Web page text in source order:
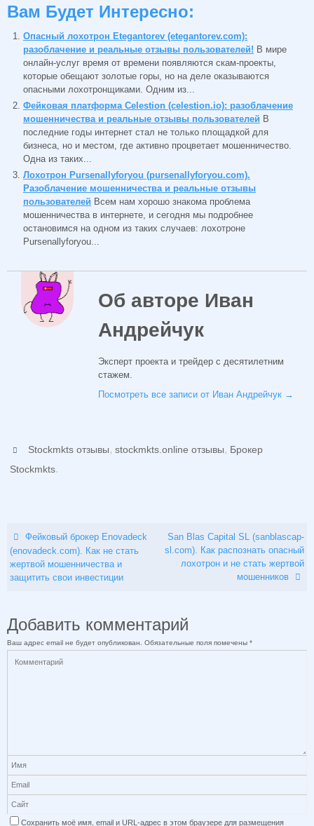
Вам Будет Интересно:
Опасный лохотрон Etegantorev (etegantorev.com):
разоблачение и реальные отзывы пользователей! В мире
онлайн-услуг время от времени появляются скам-проекты,
которые обещают золотые горы, но на деле оказываются
опасными лохотронщиками. Одним из...
Фейковая платформа Celestion (celestion.io): разоблачение
мошенничества и реальные отзывы пользователей В
последние годы интернет стал не только площадкой для
бизнеса, но и местом, где активно процветает мошенничество.
Одна из таких...
Лохотрон Pursenallyforyou (pursenallyforyou.com).
Разоблачение мошенничества и реальные отзывы
пользователей Всем нам хорошо знакома проблема
мошенничества в интернете, и сегодня мы подробнее
остановимся на одном из таких случаев: лохотроне
Pursenallyforyou...
Об авторе Иван
Андрейчук
Эксперт проекта и трейдер с десятилетним
стажем.
Посмотреть все записи от Иван Андрейчук →
Stockmkts отзывы,stockmkts.online отзывы, Брокер
Stockmkts.
Фейковый брокер Enovadeck
(enovadeck.com). Как не стать
жертвой мошенничества и
защитить свои инвестиции
San Blas Capital SL (sanblascap-
sl.com). Как распознать опасный
лохотрон и не стать жертвой
мошенников
Добавить комментарий
Ваш адрес email не будет опубликован. Обязательные поля помечены *
Сохранить моё имя, email и URL-адрес в этом браузере для размещения